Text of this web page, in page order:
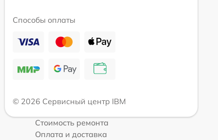
Способы оплаты
© 2026 Сервисный центр IBM
Стоимость ремонта
Оплата и доставка